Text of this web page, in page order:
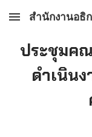
Skip to main content
สำนักงานอธิ
ประชุมค
ดำเนิน